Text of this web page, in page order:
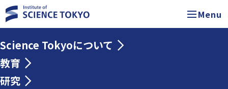
Menu
Science Tokyoについて
教育
研究